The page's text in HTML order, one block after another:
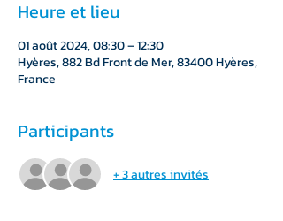
Heure et lieu
01 août 2024, 08:30 – 12:30
Hyères, 882 Bd Front de Mer, 83400 Hyères,
France
Participants
+ 3 autres invités